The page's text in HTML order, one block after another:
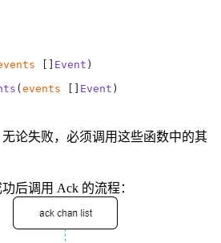
Event )
( events Event )
无论失败，必须调用这些函数中的其
后调用 Ack 的流程：